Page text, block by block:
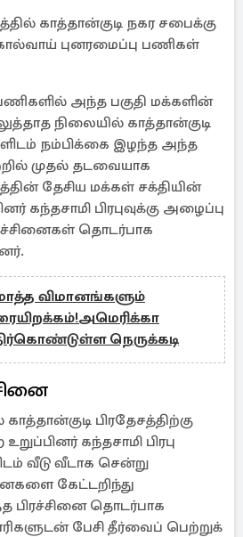
காத்தான்குடி நகர சபைக்கு
புனரமைப்பு பணிகள்
பணிகளில் அந்த பகுதி மக்களின்
நிலையில் காத்தான்குடி
நம்பிக்கை இழந்த அந்த
முதல் தடவையாக
தேசிய மக்கள் சக்தியின்
கந்தசாமி பிரபுவுக்கு அழைப்பு
தொடர்பாக
விமானங்களும்
நெருக்கடி
பிரதேசத்திற்கு
கந்தசாமி பிரபு
வீடு வீடாக சென்று
கேட்டறிந்து
பிரச்சினை தொடர்பாக
பேசி தீர்வைப் பெற்றுக்